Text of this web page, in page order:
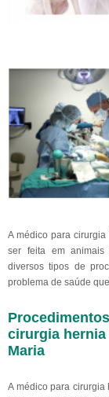
A médico para
ser feita em animais
diversos tipos de
problema de saúde
cirurgia
Maria
A médico para